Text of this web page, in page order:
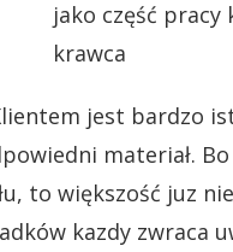
jest bardzo
materiał.
to większość juz
kazdy zwraca